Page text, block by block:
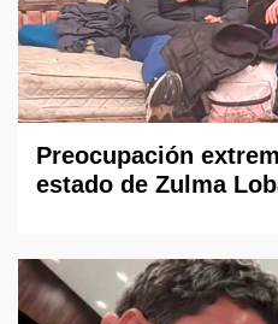
Preocupación
estado de Zulma